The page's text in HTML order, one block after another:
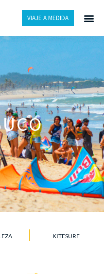
VIAJE A MEDIDA
KITESURF